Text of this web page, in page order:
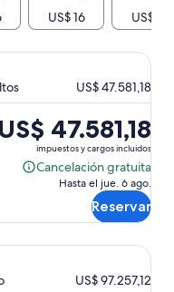
US$ 16 US$ 16
US$ 47.581,18
El
precio
US$ 47.581,18
impuestos y cargos incluidos
Cancelación gratuita
Cancelación
Hasta el jue. 6 ago.
Reservar
US$ 97.257,12